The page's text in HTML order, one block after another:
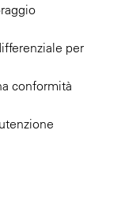
per
conformità